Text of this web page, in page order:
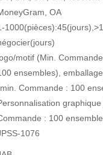
OA
motif (Min.
ensembles),
Commande : 100
graphique
: 100
1076